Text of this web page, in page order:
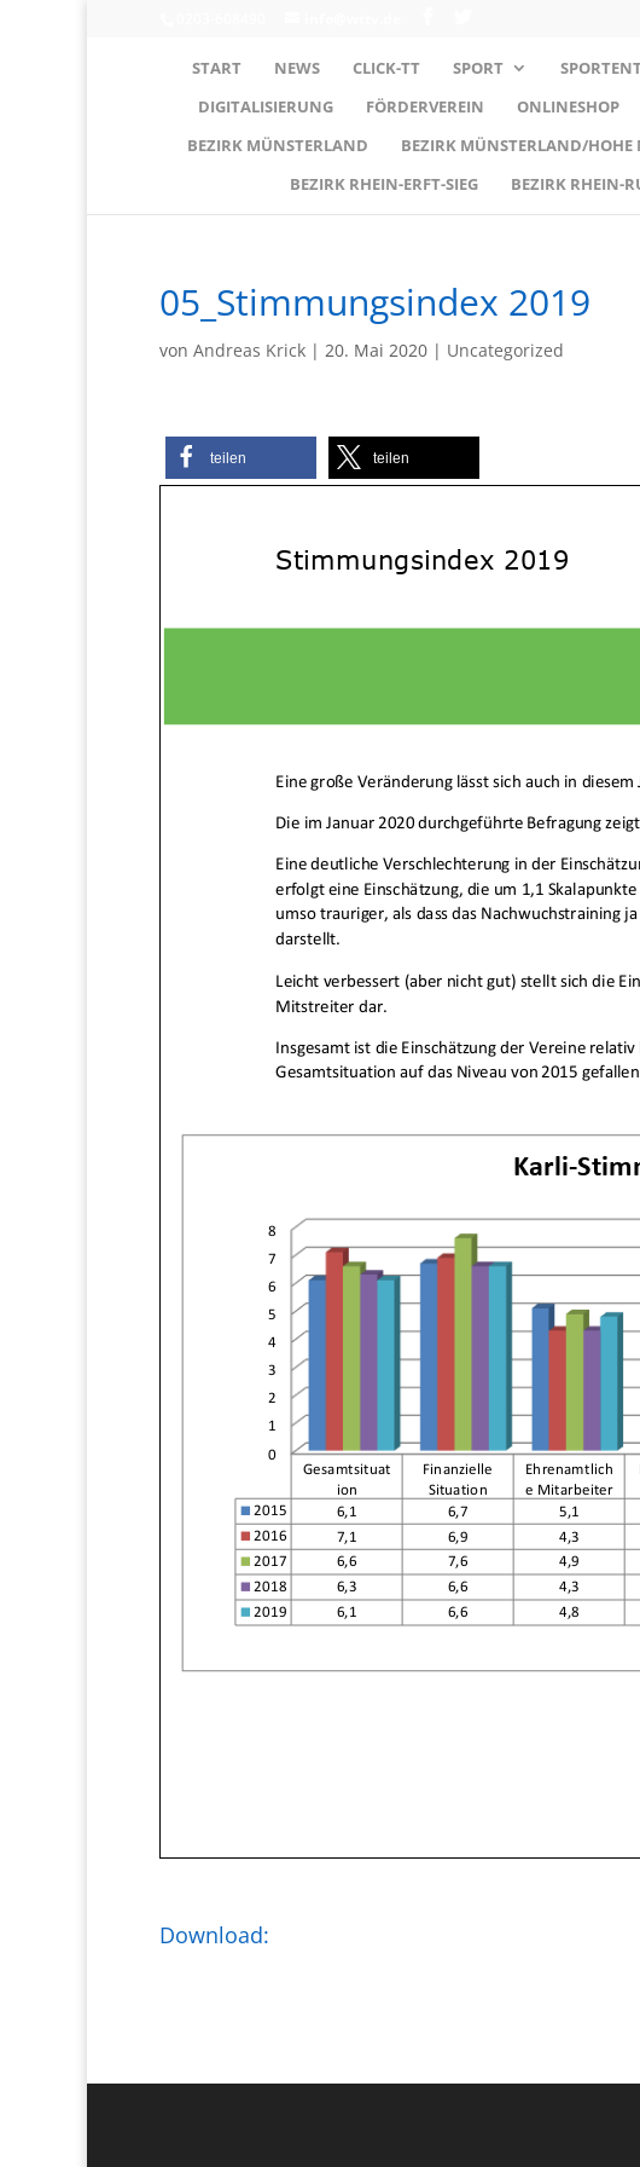
START NEWS CLICK-TT SPORT
DIGITALISIERUNG
FÖRDERVEREIN ONLINESHOP
BEZIRK MÜNSTERLAND
BEZIRK MÜNSTERLAND/HOHE
BEZIRK RHEIN-ERFT-SIEG
BEZIRK RHEIN-
05_Stimmungsindex 2019
von Andreas Krick | 20. Mai 2020 | Uncategorized
teilen teilen
Download: